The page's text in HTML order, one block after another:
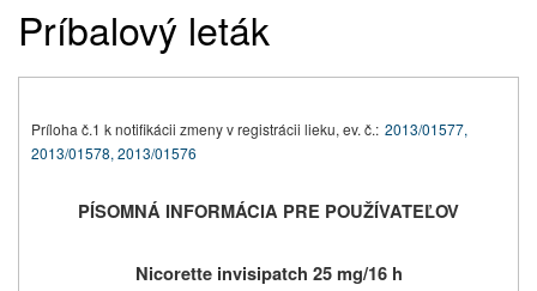
Príbalový leták
Príloha č.1 k notifikácii zmeny v registrácii lieku, ev. č.: 2013/01577,
2013/01578, 2013/01576
PÍSOMNÁ INFORMÁCIA PRE POUŽÍVATEĽOV
Nicorette invisipatch 25 mg/16 h